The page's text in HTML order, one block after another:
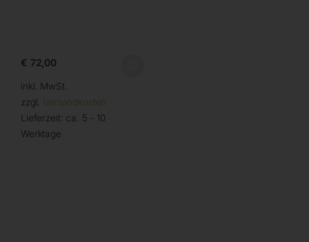
€ 72,00
inkl. MwSt.
zzgl. Versandkosten
Lieferzeit: ca. 5 - 10
Werktage